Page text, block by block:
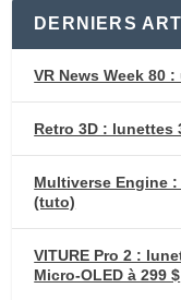
DERNIERS
VR News Week 80
Retro 3D : lunettes
Multiverse Engine
(tuto)
VITURE Pro 2 :
Micro-OLED à 299 $